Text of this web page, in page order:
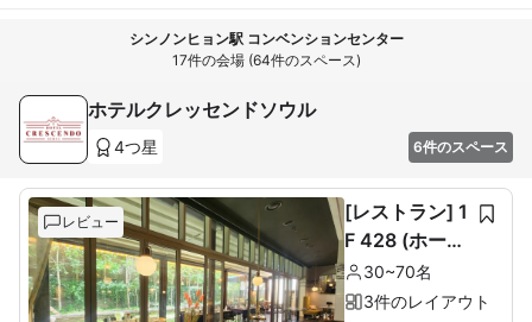
シンノンヒョン駅 コンベンションセンター
17件の会場 (64件のスペース)
ホテルクレッセンドソウル
4つ星 6件のスペース
レビュー
[レストラン] 1
F 428 (ホール
60席+ルーム1
0席)
30~70名
3件のレイアウト